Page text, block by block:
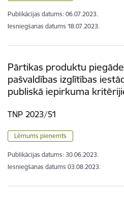
Publikācijas datums: 06.07.2023.
Iesniegšanas datums 18.07.2023.
Pārtikas produktu
pašvaldības izglītības
publiskā iepirkuma
TNP 2023/51
Lēmums pieņemts
Publikācijas datums: 30.06.2023.
Iesniegšanas datums 03.08.2023.